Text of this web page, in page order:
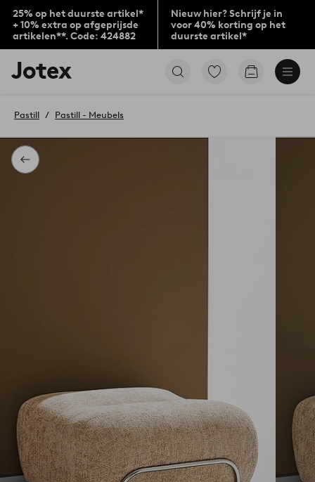
25% op het duurste artikel*
+ 10% extra op afgeprijsde
artikelen**. Code: 424882
Nieuw hier? Schrijf je in
voor 40% korting op het
duurste artikel*
Jotex
logo
to
home
page
Ga
Go
Terug
Pastill Pastill - Meubels